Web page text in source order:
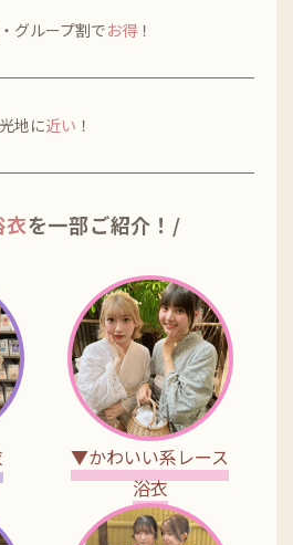
グループ割でお得 ！
地に近い ！
衣を一部ご紹介！/
▼かわいい系レース
浴衣